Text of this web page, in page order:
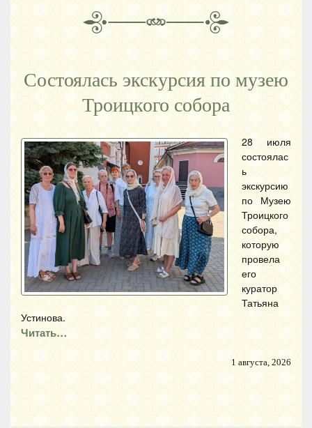
Состоялась экскурсия по музею
Троицкого собора
28 июля
состоялас
ь
экскурсию
по Музею
Троицкого
собора,
которую
провела
его
куратор
Татьяна
Устинова.
Читать…
1 августа, 2026